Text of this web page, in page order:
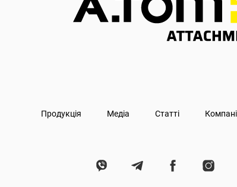
Продукція Медіа Статті